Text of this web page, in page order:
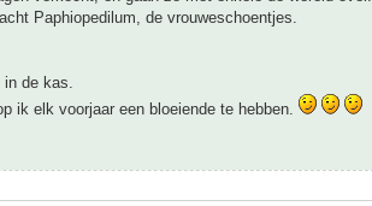
Paphiopedilum, de vrouweschoentjes.
in de kas.
ik elk voorjaar een bloeiende te hebben.